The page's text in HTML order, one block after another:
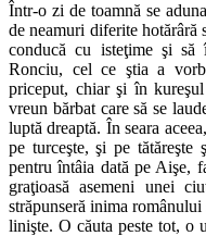
Într-o zi de toamnă se
de neamuri diferite hotărâră
conducă cu isteţime şi
Ronciu, cel ce ştia a
priceput, chiar şi în
vreun bărbat care să se
luptă dreaptă. În seara
pe turceşte, şi pe tătăreşte
pentru întâia dată pe Aişe,
graţioasă asemeni unei
străpunseră inima
linişte. O căuta peste tot, o